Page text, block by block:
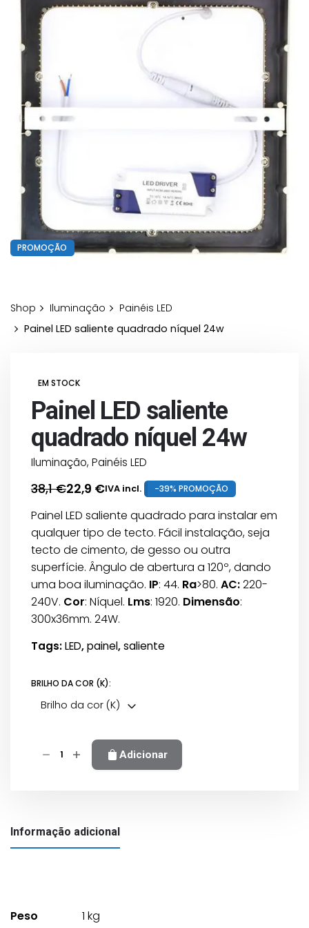
PROMOÇÃO
Shop Iluminação
Painéis LED
Painel LED saliente quadrado níquel 24w
EM STOCK
Painel LED saliente
quadrado níquel 24w
Iluminação, Painéis LED
38,1€
O
preço
original
era:
38,1 €.
22,9 €
O
preço
atual
é:
22,9 €.
IVA incl. -39% PROMOÇÃO
Painel LED saliente quadrado para instalar em
qualquer tipo de tecto. Fácil instalação, seja
tecto de cimento, de gesso ou outra
superfície. Ângulo de abertura a 120º, dando
uma boa iluminação. IP: 44. Ra>80. AC:220-
240V. Cor: Níquel. Lms: 1920. Dimensão:
300x36mm. 24W.
Tags:LED,painel,saliente
BRILHO DA COR (K):
Brilho da cor (K)
Quantidade
quadrado
níquel
Adicionar
Informação adicional
Peso 1 kg